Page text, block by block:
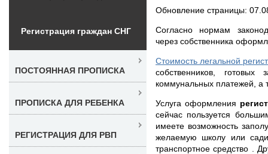
Обновление страницы:
Согласно нормам
через собственника
Стоимость легальной
собственников, готовых
коммунальных платежей, а
Услуга оформления
сейчас пользуется
имеете возможность
желаемую школу или
транспортное средство .
Регистрация граждан СНГ
ПОСТОЯННАЯ ПРОПИСКА
ПРОПИСКА ДЛЯ РЕБЕНКА
РЕГИСТРАЦИЯ ДЛЯ РВП